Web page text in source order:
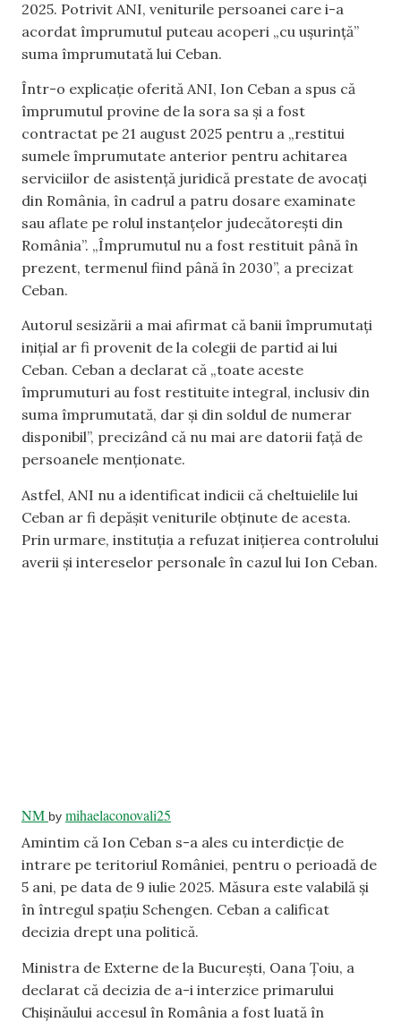
2025. Potrivit ANI, veniturile persoanei care i-a
acordat împrumutul puteau acoperi „cu ușurință”
suma împrumutată lui Ceban.
Într-o explicație oferită ANI, Ion Ceban a spus că
împrumutul provine de la sora sa și a fost
contractat pe 21 august 2025 pentru a „restitui
sumele împrumutate anterior pentru achitarea
serviciilor de asistență juridică prestate de avocați
din România, în cadrul a patru dosare examinate
sau aflate pe rolul instanțelor judecătorești din
România”. „Împrumutul nu a fost restituit până în
prezent, termenul fiind până în 2030”, a precizat
Ceban.
Autorul sesizării a mai afirmat că banii împrumutați
inițial ar fi provenit de la colegii de partid ai lui
Ceban. Ceban a declarat că „toate aceste
împrumuturi au fost restituite integral, inclusiv din
suma împrumutată, dar și din soldul de numerar
disponibil”, precizând că nu mai are datorii față de
persoanele menționate.
Astfel, ANI nu a identificat indicii că cheltuielile lui
Ceban ar fi depășit veniturile obținute de acesta.
Prin urmare, instituția a refuzat inițierea controlului
averii și intereselor personale în cazul lui Ion Ceban.
NM by mihaelaconovali25
Amintim că Ion Ceban s-a ales cu interdicție de
intrare pe teritoriul României, pentru o perioadă de
5 ani, pe data de 9 iulie 2025. Măsura este valabilă și
în întregul spațiu Schengen. Ceban a calificat
decizia drept una politică.
Ministra de Externe de la București, Oana Țoiu, a
declarat că decizia de a-i interzice primarului
Chișinăului accesul în România a fost luată în